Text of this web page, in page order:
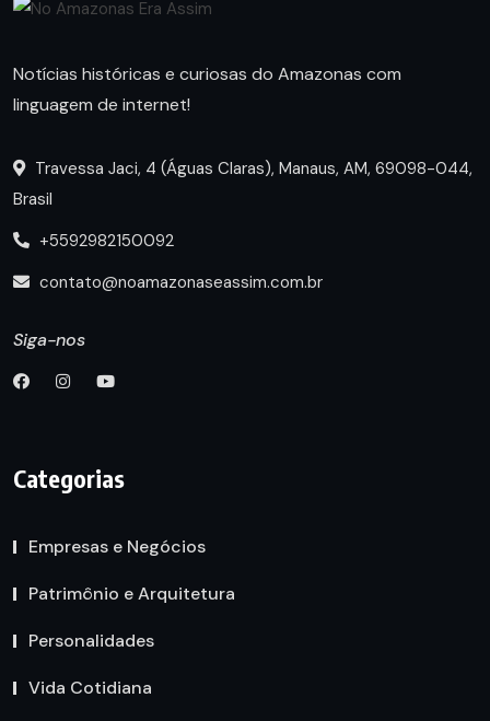
Notícias históricas e curiosas do Amazonas com
linguagem de internet!
Travessa Jaci, 4 (Águas Claras), Manaus, AM, 69098-044,
Brasil
+5592982150092
contato@noamazonaseassim.com.br
Siga-nos
Categorias
Empresas e Negócios
Patrimônio e Arquitetura
Personalidades
Vida Cotidiana